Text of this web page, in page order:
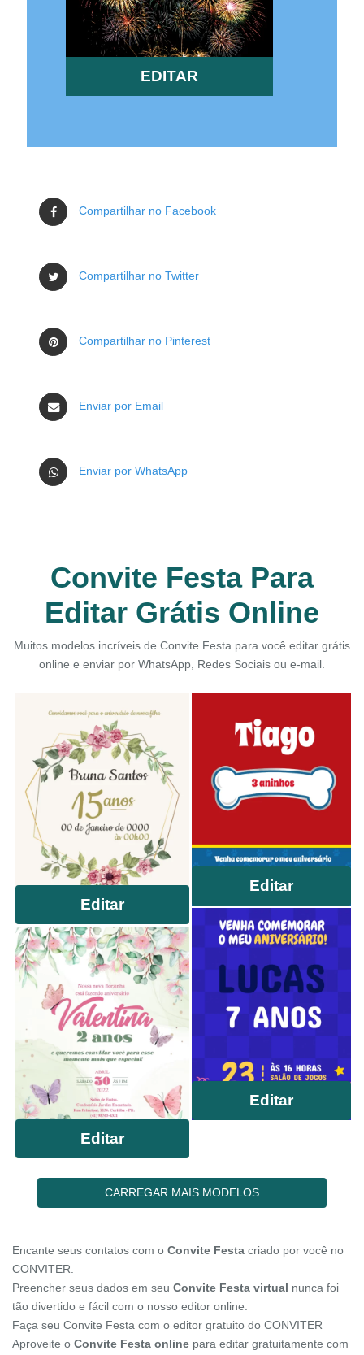
EDITAR
Compartilhar no Facebook
Compartilhar no Twitter
Compartilhar no Pinterest
Enviar por Email
Enviar por WhatsApp
Convite Festa Para
Editar Grátis Online
Muitos modelos incríveis de Convite Festa para você editar grátis
online e enviar por WhatsApp, Redes Sociais ou e-mail.
Editar
Editar
Editar
Editar
CARREGAR MAIS MODELOS
Encante seus contatos com o Convite Festa criado por você no
CONVITER.
Preencher seus dados em seu Convite Festa virtual nunca foi
tão divertido e fácil com o nosso editor online.
Faça seu Convite Festa com o editor gratuito do CONVITER
Aproveite o Convite Festa online para editar gratuitamente com